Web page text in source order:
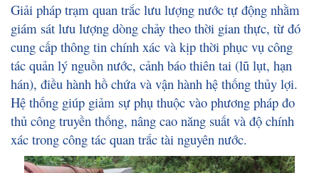
Giải pháp trạm quan trắc lưu lượng nước tự động nhằm
giám sát lưu lượng dòng chảy theo thời gian thực, từ đó
cung cấp thông tin chính xác và kịp thời phục vụ công
tác quản lý nguồn nước, cảnh báo thiên tai (lũ lụt, hạn
hán), điều hành hồ chứa và vận hành hệ thống thủy lợi.
Hệ thống giúp giảm sự phụ thuộc vào phương pháp đo
thủ công truyền thống, nâng cao năng suất và độ chính
xác trong công tác quan trắc tài nguyên nước.